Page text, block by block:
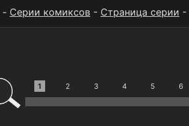
- Серии комиксов - Страница серии -
1 2 3 4 5 6